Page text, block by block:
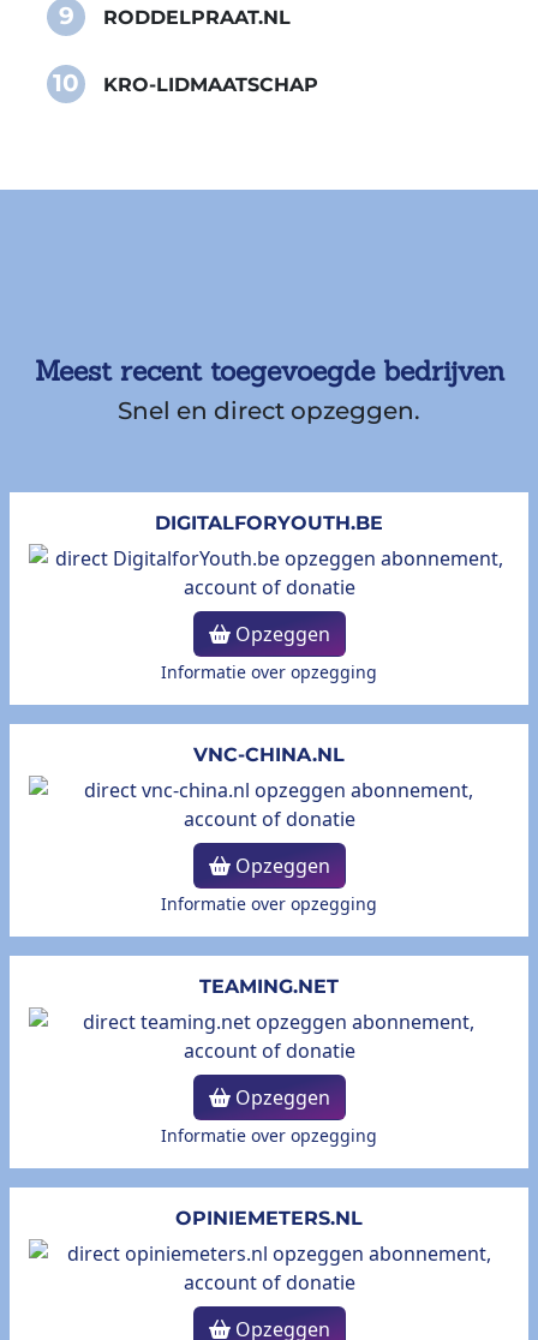
9 RODDELPRAAT.NL
10 KRO-LIDMAATSCHAP
Meest recent toegevoegde bedrijven
Snel en direct opzeggen.
DIGITALFORYOUTH.BE
Opzeggen
Informatie over opzegging
VNC-CHINA.NL
Opzeggen
Informatie over opzegging
TEAMING.NET
Opzeggen
Informatie over opzegging
OPINIEMETERS.NL
Opzeggen